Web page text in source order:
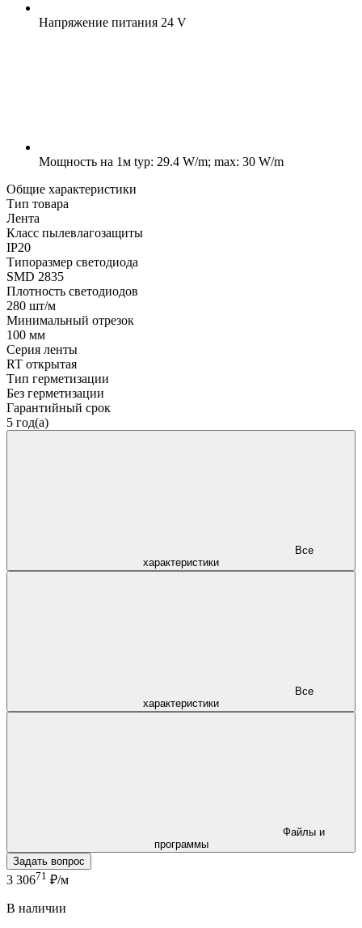
Напряжение питания 24 V
Мощность на 1м typ: 29.4 W/m; max: 30 W/m
Общие характеристики
Тип товара
Лента
Класс пылевлагозащиты
IP20
Типоразмер светодиода
SMD 2835
Плотность светодиодов
280 шт/м
Минимальный отрезок
100 мм
Серия ленты
RT открытая
Тип герметизации
Без герметизации
Гарантийный срок
5 год(а)
характеристики
характеристики
программы
Задать вопрос
3 30671 ₽/м
В наличии